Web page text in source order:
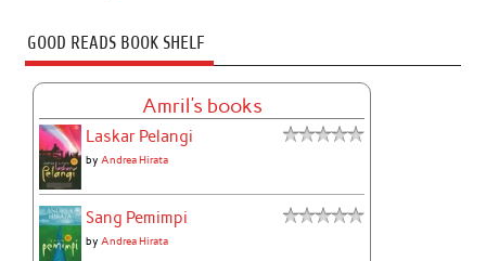
GOOD READS BOOK SHELF
Amril's books
Laskar Pelangi
byAndrea Hirata
Sang Pemimpi
byAndrea Hirata